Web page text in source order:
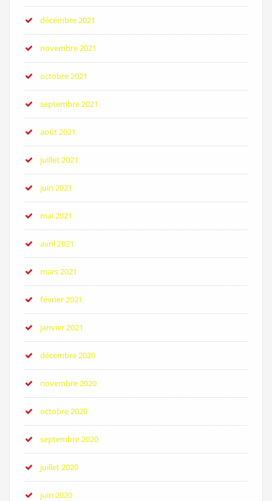
décembre 2021
novembre 2021
octobre 2021
septembre 2021
août 2021
juillet 2021
juin 2021
mai 2021
avril 2021
mars 2021
février 2021
janvier 2021
décembre 2020
novembre 2020
octobre 2020
septembre 2020
juillet 2020
juin 2020